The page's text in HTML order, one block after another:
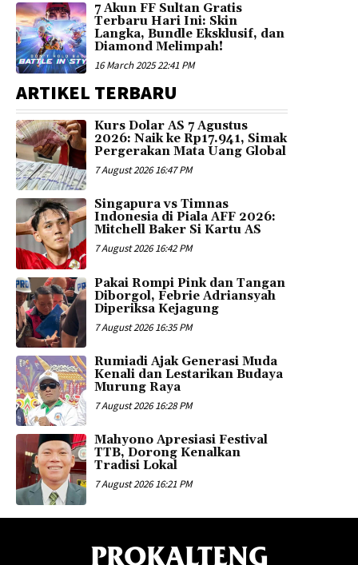
7 Akun FF Sultan Gratis
Terbaru Hari Ini: Skin
Langka, Bundle Eksklusif, dan
Diamond Melimpah!
16 March 2025 22:41 PM
ARTIKEL TERBARU
Kurs Dolar AS 7 Agustus
2026: Naik ke Rp17.941, Simak
Pergerakan Mata Uang Global
7 August 2026 16:47 PM
Singapura vs Timnas
Indonesia di Piala AFF 2026:
Mitchell Baker Si Kartu AS
7 August 2026 16:42 PM
Pakai Rompi Pink dan Tangan
Diborgol, Febrie Adriansyah
Diperiksa Kejagung
7 August 2026 16:35 PM
Rumiadi Ajak Generasi Muda
Kenali dan Lestarikan Budaya
Murung Raya
7 August 2026 16:28 PM
Mahyono Apresiasi Festival
TTB, Dorong Kenalkan
Tradisi Lokal
7 August 2026 16:21 PM
PROKALTENG